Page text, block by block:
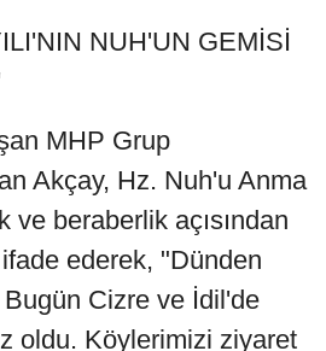
NUH'UN GEMİSİ
MHP Grup
Akçay, Hz. Nuh'u Anma
ve beraberlik açısından
ederek, "Dünden
Bugün Cizre ve İdil'de
oldu. Köylerimizi ziyaret